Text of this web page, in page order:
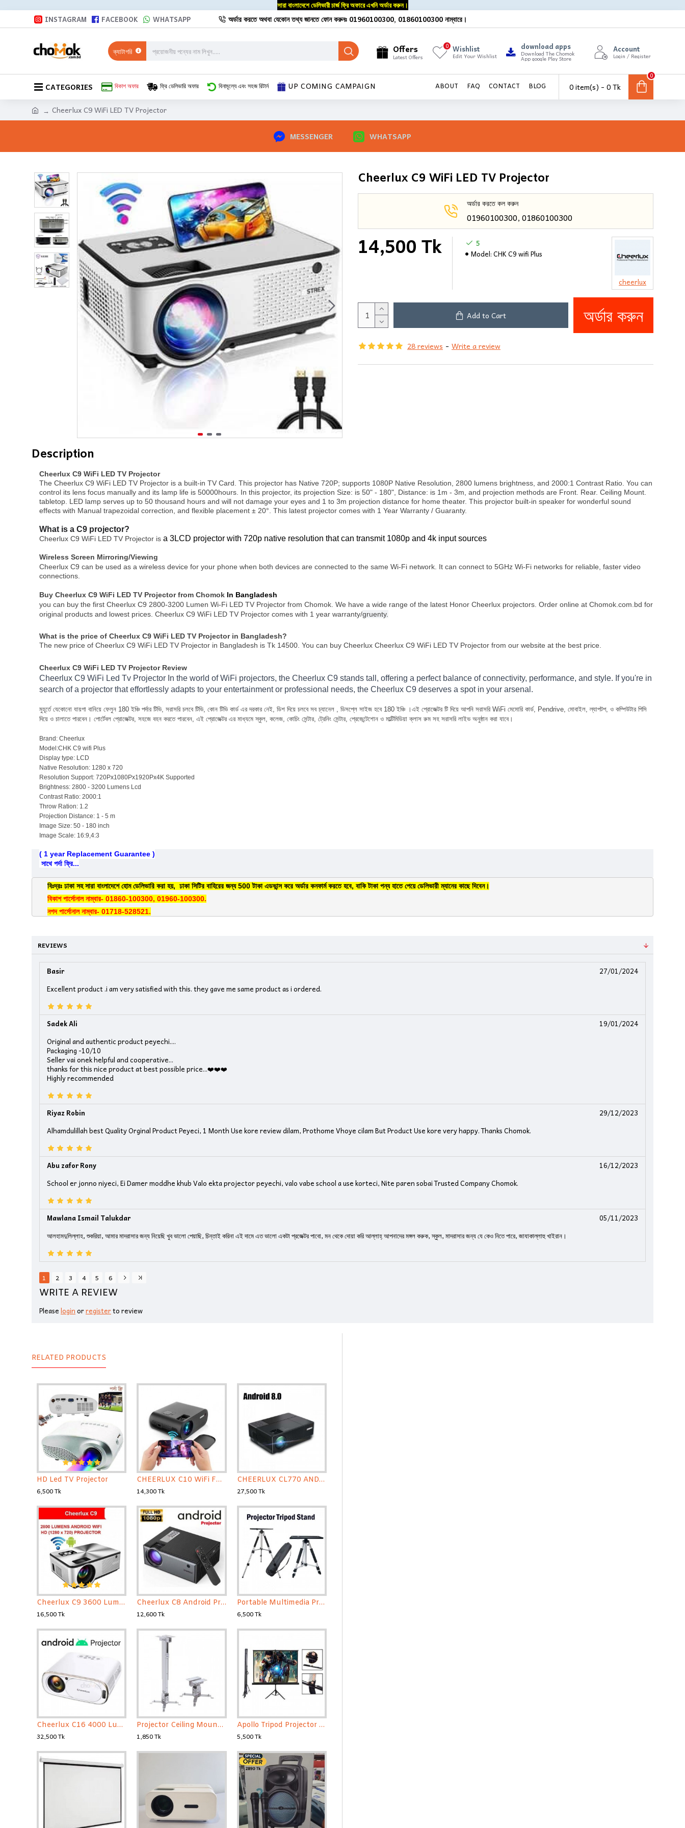
সারা বাংলাদেশে ডেলিভারী চার্জ ফ্রি অফারে এখনি অর্ডার করুন।
INSTAGRAM
FACEBOOK WHATSAPP অর্ডার করতে অথবা যেকোন তথ্য জানতে ফোন করুনঃ 01960100300, 01860100300 নাম্বারে।
ক্যাটাগরি Offers
Latest Offers
Wishlist
Edit Your Wishlist
0 download apps
Download The Chomok
App google Play Store
Account
Login / Register
CATEGORIES বিকাশ অফার ফ্রি ডেলিভারি অফার বিনামূল্যে এবং সহজ রিটার্ন UP COMING CAMPAIGN ABOUT FAQ CONTACT BLOG 0 item(s) - 0 Tk
0
Cheerlux C9 WiFi LED TV Projector
MESSENGER WHATSAPP
Cheerlux C9 WiFi LED TV Projector
অর্ডার করতে কল করুন
01960100300, 01860100300
28 reviews - Write a review
14,500 Tk
5
Model:CHK C9 wifi Plus
cheerlux
Add to Cart অর্ডার করুন
Description
Cheerlux C9 WiFi LED TV Projector
The Cheerlux C9 WiFi LED TV Projector is a built-in TV Card. This projector has Native 720P; supports 1080P Native Resolution, 2800 lumens brightness, and 2000:1 Contrast Ratio. You can
control its lens focus manually and its lamp life is 50000hours. In this projector, its projection Size: is 50" - 180", Distance: is 1m - 3m, and projection methods are Front. Rear. Ceiling Mount.
tabletop. LED lamp serves up to 50 thousand hours and will not damage your eyes and 1 to 3m projection distance for home theater. This projector built-in speaker for wonderful sound
effects with Manual trapezoidal correction, and flexible placement ± 20°. This latest projector comes with 1 Year Warranty / Guaranty.
What is a C9 projector?
Cheerlux C9 WiFi LED TV Projector is a 3LCD projector with 720p native resolution that can transmit 1080p and 4k input sources
Wireless Screen Mirroring/Viewing
Cheerlux C9 can be used as a wireless device for your phone when both devices are connected to the same Wi-Fi network. It can connect to 5GHz Wi-Fi networks for reliable, faster video
connections.
Buy Cheerlux C9 WiFi LED TV Projector from Chomok In Bangladesh
you can buy the first Cheerlux C9 2800-3200 Lumen Wi-Fi LED TV Projector from Chomok. We have a wide range of the latest Honor Cheerlux projectors. Order online at Chomok.com.bd for
original products and lowest prices. Cheerlux C9 WiFi LED TV Projector comes with 1 year warranty/gruenty.
What is the price of Cheerlux C9 WiFi LED TV Projector in Bangladesh?
The new price of Cheerlux C9 WiFi LED TV Projector in Bangladesh is Tk 14500. You can buy Cheerlux Cheerlux C9 WiFi LED TV Projector from our website at the best price.
Cheerlux C9 WiFi LED TV Projector Review
Cheerlux C9 WiFi Led Tv Projector In the world of WiFi projectors, the Cheerlux C9 stands tall, offering a perfect balance of connectivity, performance, and style. If you're in
search of a projector that effortlessly adapts to your entertainment or professional needs, the Cheerlux C9 deserves a spot in your arsenal.
মুহূর্তে যেকোনো যায়গা বানিয়ে ফেলুন 180 ইঞ্চি পর্দার টিভি, সরাসরি চলবে টিভি, কোন টিভি কার্ড এর দরকার নেই, ডিশ দিয়ে চলবে সব চ্যানেল , ডিসপ্লে সাইজ হবে 180 ইঞ্চি ।এই প্রোজেক্টর টি দিয়ে আপনি সরাসরি WiFi মেমোরি কার্ড, Pendrive, মোবাইল, ল্যাপটপ, ও কম্পিউটার পিসি
দিয়ে ও চালাতে পারবেন। পোর্টেবল প্রোজেক্টর, সহজে বহন করতে পারবেন, এই প্রোজেক্টর এর মাধ্যমে স্কুল, কলেজ, কোচিং সেন্টার, ট্রেনিং সেন্টার, প্রেজেন্টেশোন ও মাল্টিমিডিয়া ক্লাস রুম সহ সরাসরি লাইভ অনুষ্ঠান করা যাবে।
Brand: Cheerlux
Model:CHK C9 wifi Plus
Display type: LCD
Native Resolution: 1280 x 720
Resolution Support: 720Px1080Px1920Px4K Supported
Brightness: 2800 - 3200 Lumens Lcd
Contrast Ratio: 2000:1
Throw Ration: 1.2
Projection Distance: 1 - 5 m
Image Size: 50 - 180 inch
Image Scale: 16:9,4:3
( 1 year Replacement Guarantee )
সাথে পর্দা ফ্রি...
বিঃদ্রঃ ঢাকা সহ সারা বাংলাদেশে হোম ডেলিভারি করা হয়, ঢাকা সিটির বাহিরের জন্য 500 টাকা এডভান্স করে অর্ডার কনফার্ম করতে হবে, বাকি টাকা পন্য হাতে পেয়ে ডেলিভারী ম্যানের কাছে দিবেন।
বিকাশ পার্সোনাল নাম্বার- 01860-100300, 01960-100300.
নগদ পার্সোনাল নাম্বার- 01718-528521.
REVIEWS
Basir
27/01/2024
Excellent product .i am very satisfied with this. they gave me same product as i ordered.
Sadek Ali
19/01/2024
Original and authentic product peyechi....
Packaging -10/10
Seller vai onek helpful and cooperative...
thanks for this nice product at best possible price...❤️❤️❤️
Highly recommended
Riyaz Robin
29/12/2023
Alhamdulillah best Quality Orginal Product Peyeci, 1 Month Use kore review dilam, Prothome Vhoye cilam But Product Use kore very happy. Thanks Chomok.
Abu zafor Rony
16/12/2023
School er jonno niyeci, Ei Damer moddhe khub Valo ekta projector peyechi, valo vabe school a use korteci, Nite paren sobai Trusted Company Chomok.
Mawlana Ismail Talukdar
05/11/2023
আলহামদুলিল্লাহ, শুকরিয়া, আমার মাদরাসার জন্য নিয়েছি খুব ভালো পেয়াছি, চিন্তাই করিনা এই দামে এত ভালো একটা প্রজেক্টর পাবো, মন থেকে দোয়া করি আল্লাহ্‌ আপনাদের মঙ্গল করুক, স্কুল, মাদরাসার জন্য যে কেও নিতে পারে, জাযাকাল্লাহু খাইরান।
1 2 3 4 5 6
WRITE A REVIEW
Pleaseloginorregisterto review
RELATED PRODUCTS
HD Led TV Projector
6,500 Tk
CHEERLUX C10 WiFi Full HD TV Projector 2600 Lumens
14,300 Tk
CHEERLUX CL770 ANDROID PROJECTOR 1080P FULL HD 4000 LUMENS
27,500 Tk
Cheerlux C9 3600 Lumens Full HD Android Projector
16,500 Tk
Cheerlux C8 Android Projector Full HD High Resolution
12,600 Tk
Portable Multimedia Projector Tripod Trolley
6,500 Tk
Cheerlux C16 4000 Lumens Full HD Android Projector
32,500 Tk
Projector Ceiling Mount Kit 2 Feet
1,850 Tk
Apollo Tripod Projector Screen 70"x70"
5,500 Tk